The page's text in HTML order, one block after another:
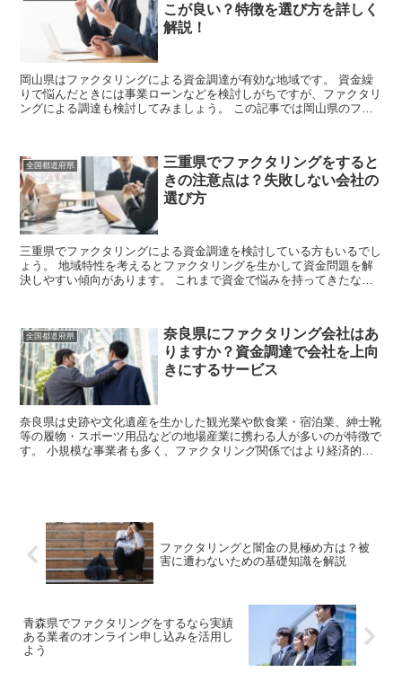
こが良い？特徴を選び方を詳しく
解説！
岡山県はファクタリングによる資金調達が有効な地域です。 資金繰
りで悩んだときには事業ローンなどを検討しがちですが、ファクタリ
ングによる調達も検討してみましょう。 この記事では岡山県のファ
全国都道府県
三重県でファクタリングをすると
きの注意点は？失敗しない会社の
選び方
三重県でファクタリングによる資金調達を検討している方もいるでし
ょう。 地域特性を考えるとファクタリングを生かして資金問題を解
決しやすい傾向があります。 これまで資金で悩みを持ってきたな
全国都道府県
奈良県にファクタリング会社はあ
りますか？資金調達で会社を上向
きにするサービス
奈良県は史跡や文化遺産を生かした観光業や飲食業・宿泊業、紳士靴
等の履物・スポーツ用品などの地場産業に携わる人が多いのが特徴で
す。 小規模な事業者も多く、ファクタリング関係ではより経済的に
ファクタリングと闇金の見極め方は？被
害に遭わないための基礎知識を解説
青森県でファクタリングをするなら実績
ある業者のオンライン申し込みを活用し
よう